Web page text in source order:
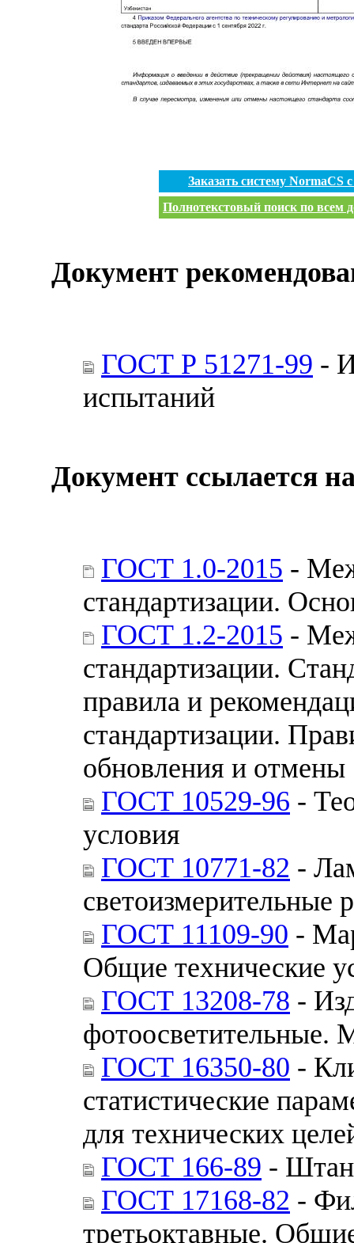
Заказать систему
Полнотекстовый поиск по всем
Документ
ГОСТ Р 51271-99 -
испытаний
Документ ссылается
ГОСТ 1.0-2015 -
стандартизации.
ГОСТ 1.2-2015 -
стандартизации.
правила и
стандартизации.
обновления и отмены
ГОСТ 10529-96 -
условия
ГОСТ 10771-82 -
светоизмерительные
ГОСТ 11109-90 -
Общие технические
ГОСТ 13208-78 -
фотоосветительные.
ГОСТ 16350-80 -
статистические
для технических
ГОСТ 166-89 -
ГОСТ 17168-82 -
третьоктавные.